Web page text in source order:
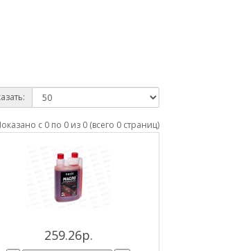
с 0 по 0 из 0 (всего 0 страниц)
259.26р.